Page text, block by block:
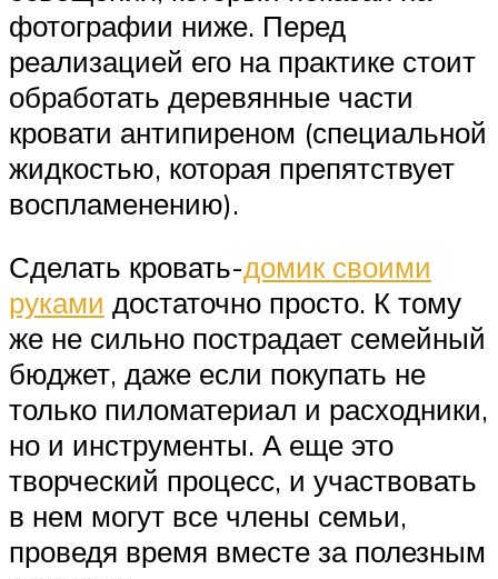
фотографии ниже. Перед
реализацией его на практике стоит
обработать деревянные части
кровати антипиреном (специальной
жидкостью, которая препятствует
воспламенению).
Сделать кровать-домик своими
руками достаточно просто. К тому
же не сильно пострадает семейный
бюджет, даже если покупать не
только пиломатериал и расходники,
но и инструменты. А еще это
творческий процесс, и участвовать
в нем могут все члены семьи,
проведя время вместе за полезным